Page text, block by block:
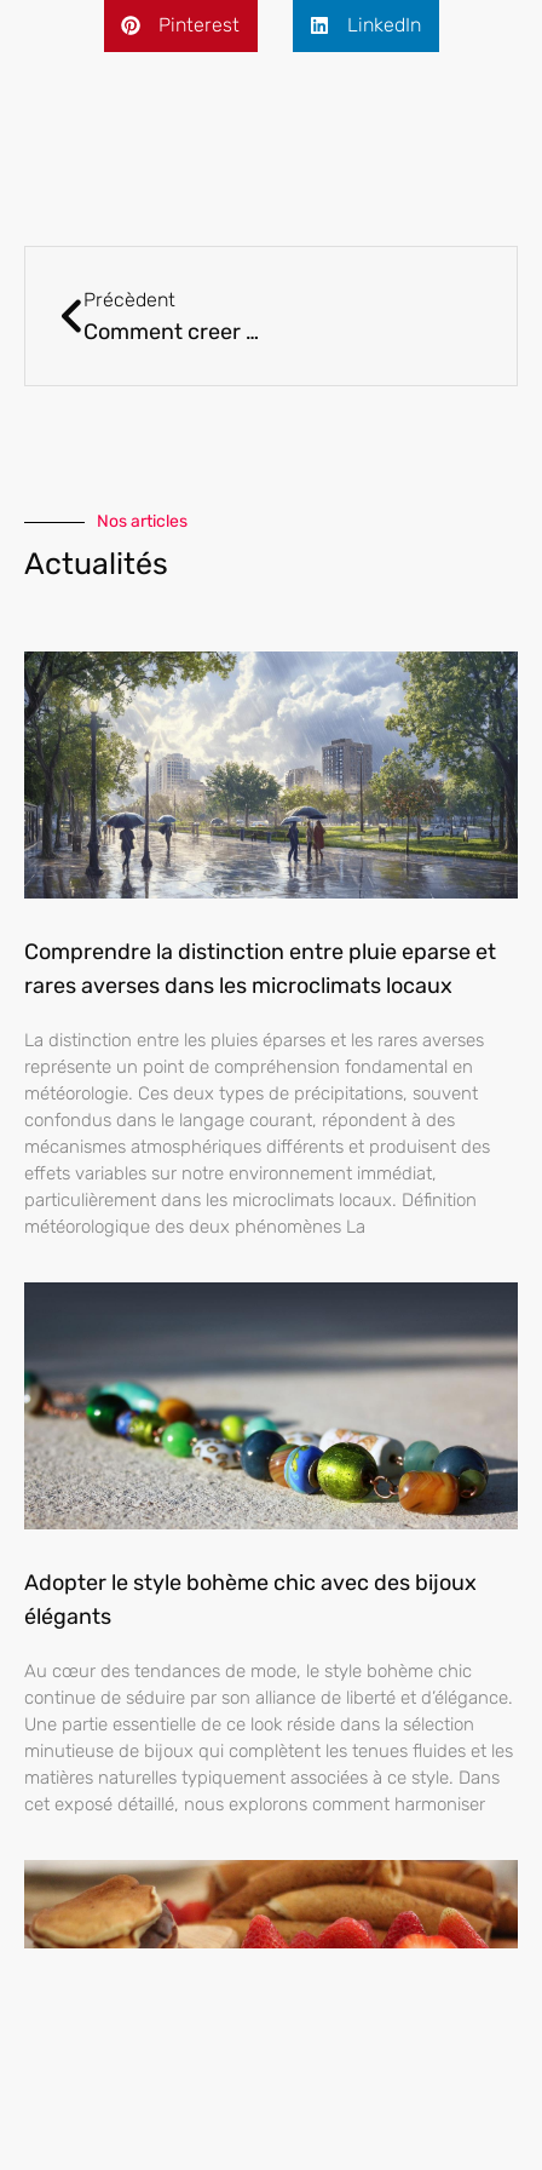
Pinterest LinkedIn
Précèdent
Comment creer un chatbot sans competences en programmation
Nos articles
Actualités
Comprendre la distinction entre pluie eparse et
rares averses dans les microclimats locaux
La distinction entre les pluies éparses et les rares averses
représente un point de compréhension fondamental en
météorologie. Ces deux types de précipitations, souvent
confondus dans le langage courant, répondent à des
mécanismes atmosphériques différents et produisent des
effets variables sur notre environnement immédiat,
particulièrement dans les microclimats locaux. Définition
météorologique des deux phénomènes La
Adopter le style bohème chic avec des bijoux
élégants
Au cœur des tendances de mode, le style bohème chic
continue de séduire par son alliance de liberté et d’élégance.
Une partie essentielle de ce look réside dans la sélection
minutieuse de bijoux qui complètent les tenues fluides et les
matières naturelles typiquement associées à ce style. Dans
cet exposé détaillé, nous explorons comment harmoniser